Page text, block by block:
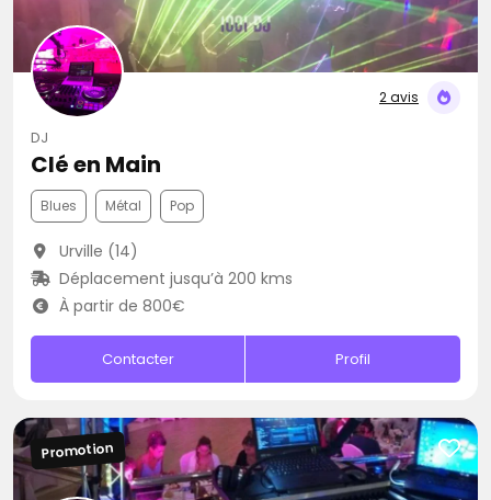
2 avis
DJ
Clé en Main
Blues Métal Pop
Urville (14)
Déplacement jusqu’à 200 kms
À partir de 800€
Contacter Profil
Promotion